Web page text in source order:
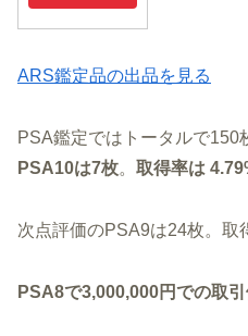
ARS鑑定品の出品を見る
PSA鑑定ではトータルで150
PSA10は7枚。 取得率は
次点評価のPSA9は24枚。取
PSA8で3,000,000円での取引